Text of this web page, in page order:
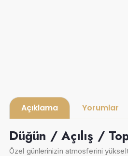
Açıklama Yorumlar
Düğün / Açılış /
Özel günlerinizin atmosferini